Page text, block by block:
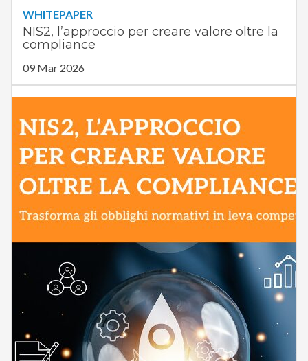
WHITEPAPER
NIS2, l’approccio per creare valore oltre la
compliance
09 Mar 2026